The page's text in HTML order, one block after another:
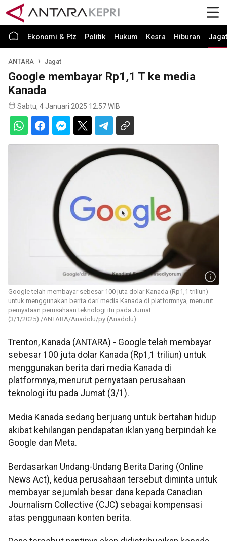
Ekonomi & Ftz Politik Hukum Kesra Hiburan Jagat
ANTARA Jagat
Google membayar Rp1,1 T ke media
Kanada
Sabtu, 4 Januari 2025 12:57 WIB
Google telah membayar sebesar 100 juta dolar Kanada (Rp1,1 triliun)
untuk menggunakan berita dari media Kanada di platformnya, menurut
pernyataan perusahaan teknologi itu pada Jumat
(3/1/2025)./ANTARA/Anadolu/py (Anadolu)
Trenton, Kanada (ANTARA) - Google telah membayar
sebesar 100 juta dolar Kanada (Rp1,1 triliun) untuk
menggunakan berita dari media Kanada di
platformnya, menurut pernyataan perusahaan
teknologi itu pada Jumat (3/1).
Media Kanada sedang berjuang untuk bertahan hidup
akibat kehilangan pendapatan iklan yang berpindah ke
Google dan Meta.
Berdasarkan Undang-Undang Berita Daring (Online
News Act), kedua perusahaan tersebut diminta untuk
membayar sejumlah besar dana kepada Canadian
Journalism Collective (CJC) sebagai kompensasi
atas penggunaan konten berita.